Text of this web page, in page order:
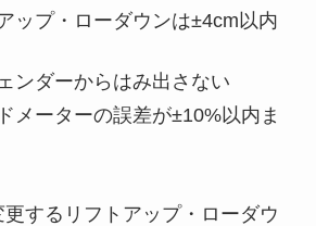
ップ・ローダウンは±4cm以内
ンダーからはみ出さない
メーターの誤差が±10%以内ま
するリフトアップ・ローダウ